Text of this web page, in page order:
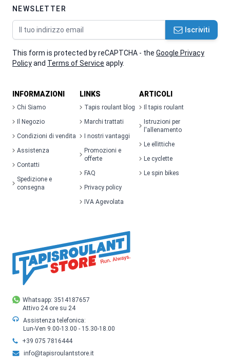
Whatsapp: 3514187657
Attivo 24 ore su 24
Assistenza telefonica:
Lun-Ven 9.00-13.00 - 15.30-18.00
+39 075 7816444
info@tapisroulantstore.it
NEWSLETTER
Indirizzo email Iscriviti
This form is protected by reCAPTCHA - the Google Privacy
Policyand Terms of Service apply.
INFORMAZIONI
Chi Siamo
Il Negozio
Condizioni di vendita
Assistenza
Contatti
Spedizione e
consegna
LINKS
Tapis roulant blog
Marchi trattati
I nostri vantaggi
Promozioni e
offerte
FAQ
Privacy policy
IVA Agevolata
ARTICOLI
Il tapis roulant
Istruzioni per
l'allenamento
Le ellittiche
Le cyclette
Le spin bikes